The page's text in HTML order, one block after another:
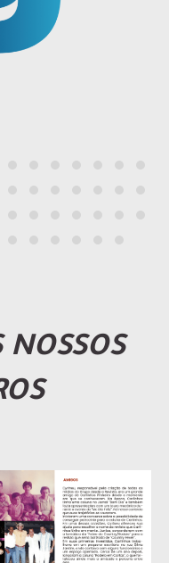
NOSSOS